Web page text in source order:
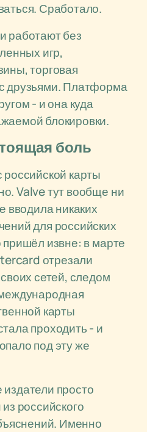
Сработало.
работают без
игр,
торговая
друзьями. Платформа
- и она куда
блокировки.
боль
карты
Valve тут вообще ни
вводила никаких
для российских
извне: в марте
отрезали
сетей, следом
карты
проходить - и
под эту же
просто
российского
Именно